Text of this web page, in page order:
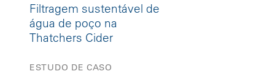
Filtragem sustentável de
água de poço na
Thatchers Cider
ESTUDO DE CASO